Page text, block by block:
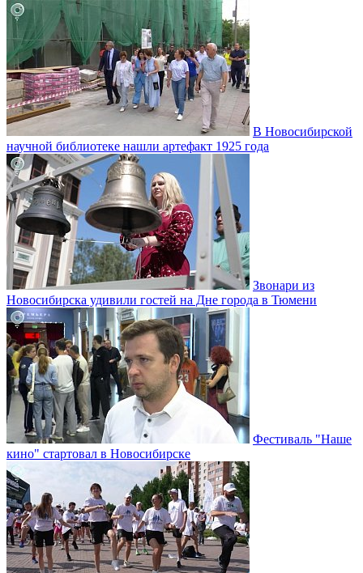
В Новосибирской
научной библиотеке нашли артефакт 1925 года
Звонари из
Новосибирска удивили гостей на Дне города в Тюмени
Фестиваль "Наше
кино" стартовал в Новосибирске